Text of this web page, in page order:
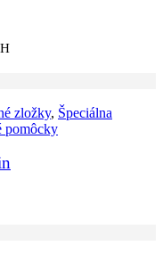
zložky, Špeciálna
pomôcky